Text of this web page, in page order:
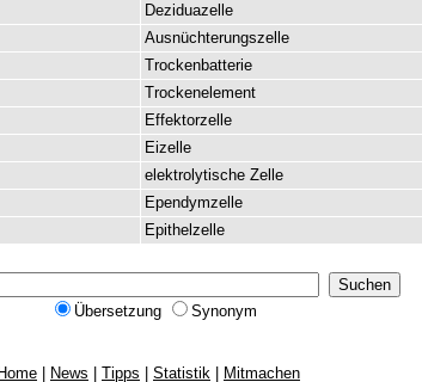
Deziduazelle
Ausnüchterungszelle
Trockenbatterie
Trockenelement
Effektorzelle
Eizelle
elektrolytische Zelle
Ependymzelle
Epithelzelle
Übersetzung
Synonym
Home News Tipps Statistik Mitmachen